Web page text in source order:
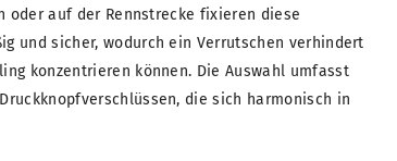
oder auf der Rennstrecke fixieren diese
und sicher, wodurch ein Verrutschen verhindert
konzentrieren können. Die Auswahl umfasst
die sich harmonisch in